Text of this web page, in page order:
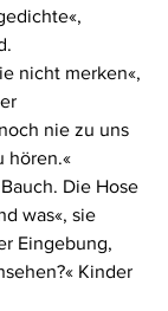
nicht merken«,
nie zu uns
hören.«
Die Hose
was«, sie
Eingebung,
Kinder